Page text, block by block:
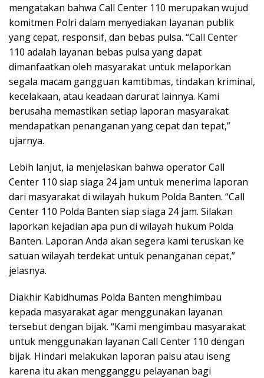
mengatakan bahwa Call Center 110 merupakan wujud
komitmen Polri dalam menyediakan layanan publik
yang cepat, responsif, dan bebas pulsa. “Call Center
110 adalah layanan bebas pulsa yang dapat
dimanfaatkan oleh masyarakat untuk melaporkan
segala macam gangguan kamtibmas, tindakan kriminal,
kecelakaan, atau keadaan darurat lainnya. Kami
berusaha memastikan setiap laporan masyarakat
mendapatkan penanganan yang cepat dan tepat,”
ujarnya.
Lebih lanjut, ia menjelaskan bahwa operator Call
Center 110 siap siaga 24 jam untuk menerima laporan
dari masyarakat di wilayah hukum Polda Banten. “Call
Center 110 Polda Banten siap siaga 24 jam. Silakan
laporkan kejadian apa pun di wilayah hukum Polda
Banten. Laporan Anda akan segera kami teruskan ke
satuan wilayah terdekat untuk penanganan cepat,”
jelasnya.
Diakhir Kabidhumas Polda Banten menghimbau
kepada masyarakat agar menggunakan layanan
tersebut dengan bijak. “Kami mengimbau masyarakat
untuk menggunakan layanan Call Center 110 dengan
bijak. Hindari melakukan laporan palsu atau iseng
karena itu akan mengganggu pelayanan bagi